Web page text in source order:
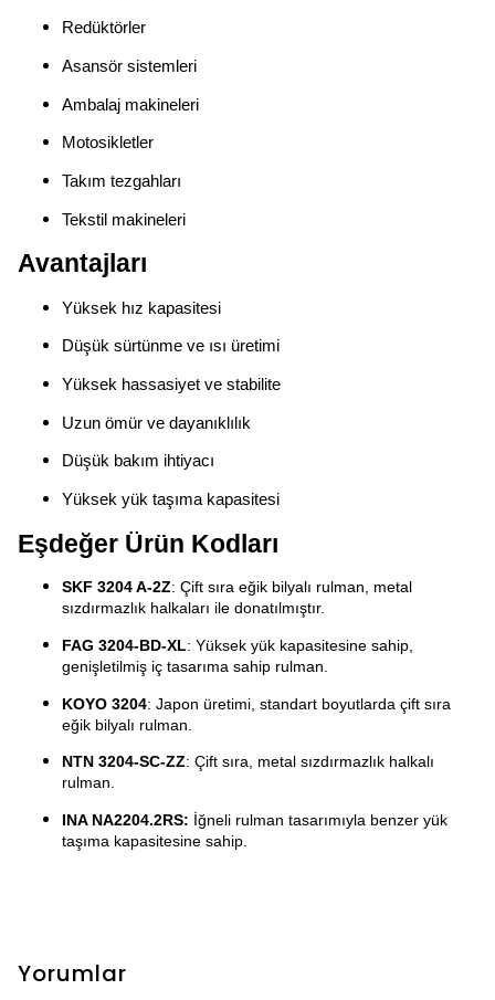
Redüktörler
Asansör sistemleri
Ambalaj makineleri
Motosikletler
Takım tezgahları
Tekstil makineleri
Avantajları
Yüksek hız kapasitesi
Düşük sürtünme ve ısı üretimi
Yüksek hassasiyet ve stabilite
Uzun ömür ve dayanıklılık
Düşük bakım ihtiyacı
Yüksek yük taşıma kapasitesi
Eşdeğer Ürün Kodları
SKF 3204 A-2Z: Çift sıra eğik bilyalı rulman, metal
sızdırmazlık halkaları ile donatılmıştır.
FAG 3204-BD-XL: Yüksek yük kapasitesine sahip,
genişletilmiş iç tasarıma sahip rulman.
KOYO 3204: Japon üretimi, standart boyutlarda çift sıra
eğik bilyalı rulman.
NTN 3204-SC-ZZ: Çift sıra, metal sızdırmazlık halkalı
rulman.
INA NA2204.2RS: İğneli rulman tasarımıyla benzer yük
taşıma kapasitesine sahip.
Yorumlar